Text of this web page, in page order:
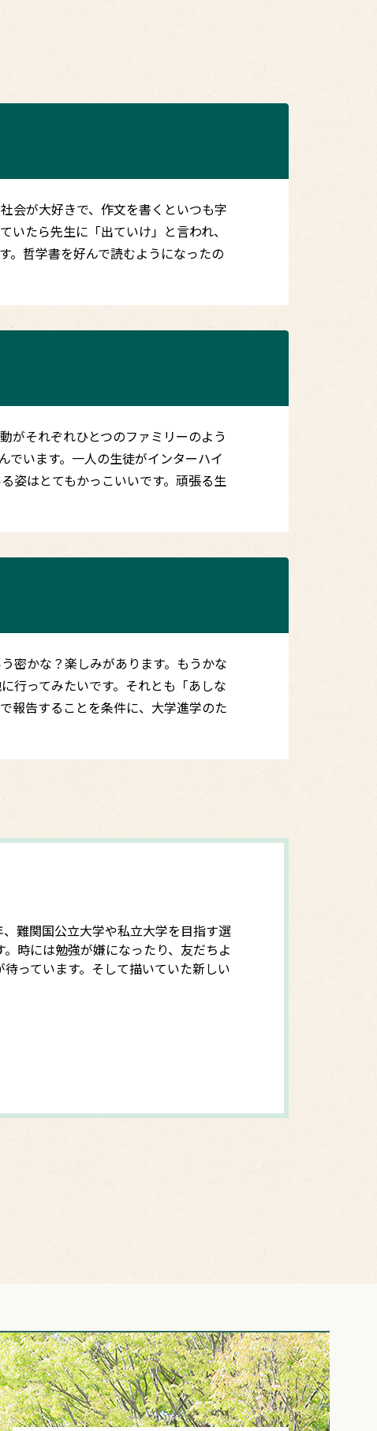
会が大好きで、作文を書くといつも字
たら先生に「出ていけ」と言われ、
。哲学書を好んで読むようになったの
がそれぞれひとつのファミリーのよう
でいます。一人の生徒がインターハイ
姿はとてもかっこいいです。頑張る生
密かな？楽しみがあります。もうかな
行ってみたいです。それとも「あしな
報告することを条件に、大学進学のた
難関国公立大学や私立大学を目指す選
時には勉強が嫌になったり、友だちよ
っています。そして描いていた新しい